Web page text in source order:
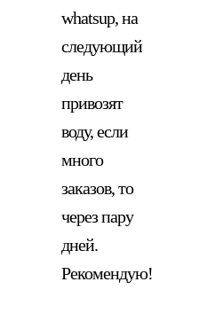
whatsup, на
следующий
день
привозят
воду, если
много
заказов, то
через пару
дней.
Рекомендую!